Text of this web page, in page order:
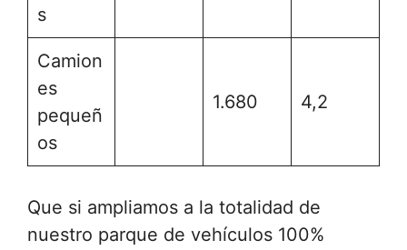
s
Camion
es
pequeñ
os
1.680 4,2
Que si ampliamos a la totalidad de
nuestro parque de vehículos 100%